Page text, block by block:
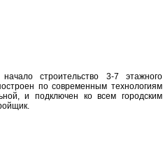
строительство 3-7 этажного
по современным технологиям
и подключен ко всем городским